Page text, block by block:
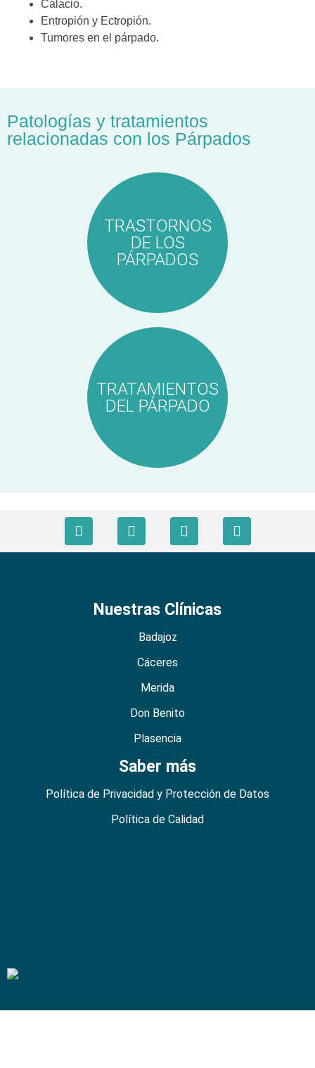
Calacio.
Entropión y Ectropión.
Tumores en el párpado.
Patologías y tratamientos
relacionadas con los Párpados
TRASTORNOS
DE LOS
PÁRPADOS
TRATAMIENTOS
DEL PÁRPADO
Nuestras Clínicas
Badajoz
Cáceres
Merida
Don Benito
Plasencia
Saber más
Política de Privacidad y Protección de Datos
Política de Calidad